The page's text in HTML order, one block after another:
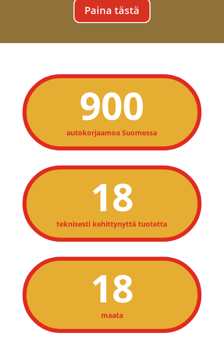
Paina tästä
900
autokorjaamoa Suomessa
18
teknisesti kehittynyttä tuotetta
18
maata